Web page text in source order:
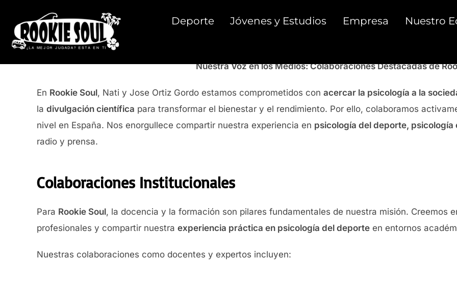
contenido
Deporte Jóvenes y Estudios Empresa Nuestro
Nuestra Voz en los Medios: Colaboraciones Destacadas de
En Rookie Soul, Nati y Jose Ortiz Gordo estamos comprometidos con acercar la psicología a la
la divulgación científica para transformar el bienestar y el rendimiento. Por ello, colaboramos
nivel en España. Nos enorgullece compartir nuestra experiencia en psicología del deporte,
radio y prensa.
Colaboraciones Institucionales
Para Rookie Soul, la docencia y la formación son pilares fundamentales de nuestra misión. Creemos
profesionales y compartir nuestra experiencia práctica en psicología del deporte en entornos
Nuestras colaboraciones como docentes y expertos incluyen: